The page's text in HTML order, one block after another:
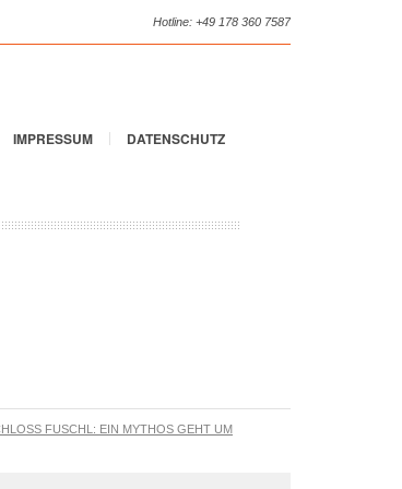
Hotline: +49 178 360 7587
IMPRESSUM DATENSCHUTZ
FUSCHL: EIN MYTHOS GEHT UM